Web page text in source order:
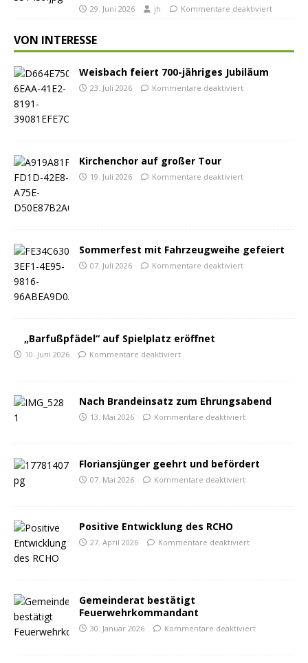
29. Juni 2026 jh Kommentare deaktiviert
VON INTERESSE
Weisbach feiert 700-jähriges Jubiläum
23. Juli 2026 Kommentare deaktiviert
Kirchenchor auf großer Tour
19. Juli 2026 Kommentare deaktiviert
Sommerfest mit Fahrzeugweihe gefeiert
07. Juli 2026 Kommentare deaktiviert
„Barfußpfädel“ auf Spielplatz eröffnet
10. Juni 2026 Kommentare deaktiviert
Nach Brandeinsatz zum Ehrungsabend
13. Mai 2026 Kommentare deaktiviert
Floriansjünger geehrt und befördert
07. Mai 2026 Kommentare deaktiviert
Positive Entwicklung des RCHO
27. April 2026 Kommentare deaktiviert
Gemeinderat bestätigt
Feuerwehrkommandant
30. Januar 2026 Kommentare deaktiviert